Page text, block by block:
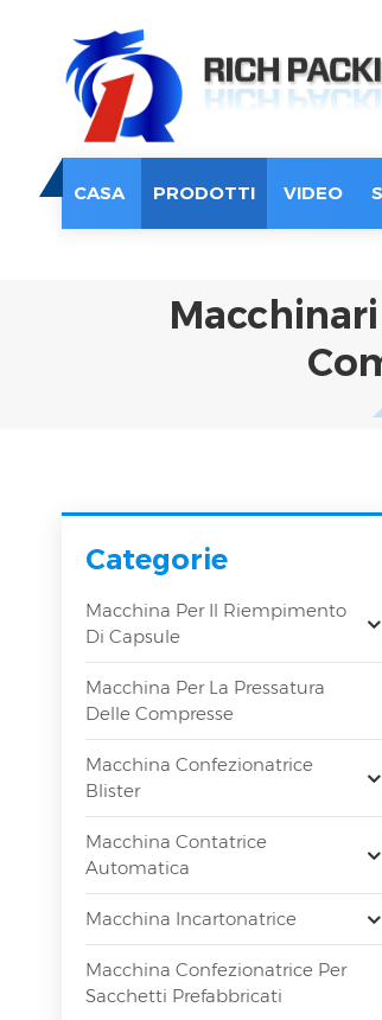
CASA PRODOTTI VIDEO
Categorie
Macchina Per Il Riempimento
Di Capsule
Macchina Per La Pressatura
Delle Compresse
Macchina Confezionatrice
Blister
Macchina Contatrice
Automatica
Macchina Incartonatrice
Macchina Confezionatrice Per
Sacchetti Prefabbricati